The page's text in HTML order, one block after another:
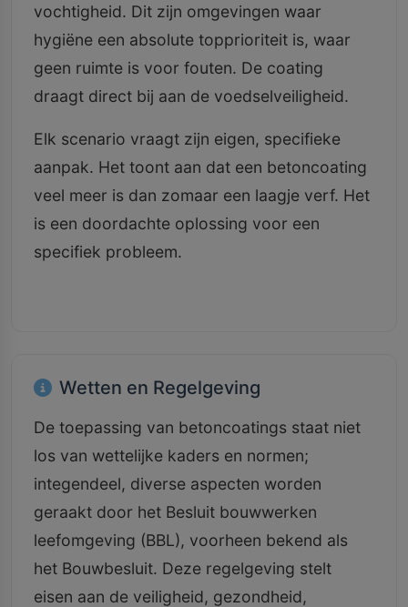
vochtigheid. Dit zijn omgevingen waar
hygiëne een absolute topprioriteit is, waar
geen ruimte is voor fouten. De coating
draagt direct bij aan de voedselveiligheid.
Elk scenario vraagt zijn eigen, specifieke
aanpak. Het toont aan dat een betoncoating
veel meer is dan zomaar een laagje verf. Het
is een doordachte oplossing voor een
specifiek probleem.
Wetten en Regelgeving
De toepassing van betoncoatings staat niet
los van wettelijke kaders en normen;
integendeel, diverse aspecten worden
geraakt door het Besluit bouwwerken
leefomgeving (BBL), voorheen bekend als
het Bouwbesluit. Deze regelgeving stelt
eisen aan de veiligheid, gezondheid,